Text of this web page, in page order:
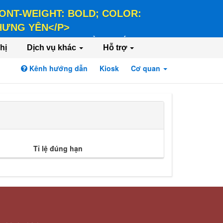
WEIGHT: BOLD; COLOR:
YÊN</P>
COLOR: #FFEE58;">HÀNH CHÍNH PHỤC
Dịch vụ khác Hỗ trợ
Kênh hướng dẫn Kiosk Cơ quan
Tỉ lệ đúng hạn